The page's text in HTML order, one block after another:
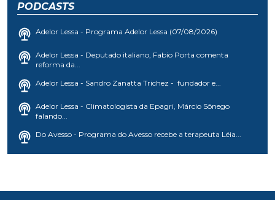
PODCASTS
Adelor Lessa - Programa Adelor Lessa (07/08/2026)
Adelor Lessa - Deputado italiano, Fabio Porta comenta
reforma da...
Adelor Lessa - Sandro Zanatta Trichez - fundador e...
Adelor Lessa - Climatologista da Epagri, Márcio Sônego
falando...
Do Avesso - Programa do Avesso recebe a terapeuta Léia...